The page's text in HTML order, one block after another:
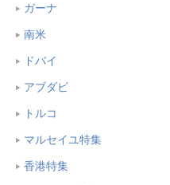
ガーナ
南米
ドバイ
アブダビ
トルコ
マルセイユ特集
香港特集